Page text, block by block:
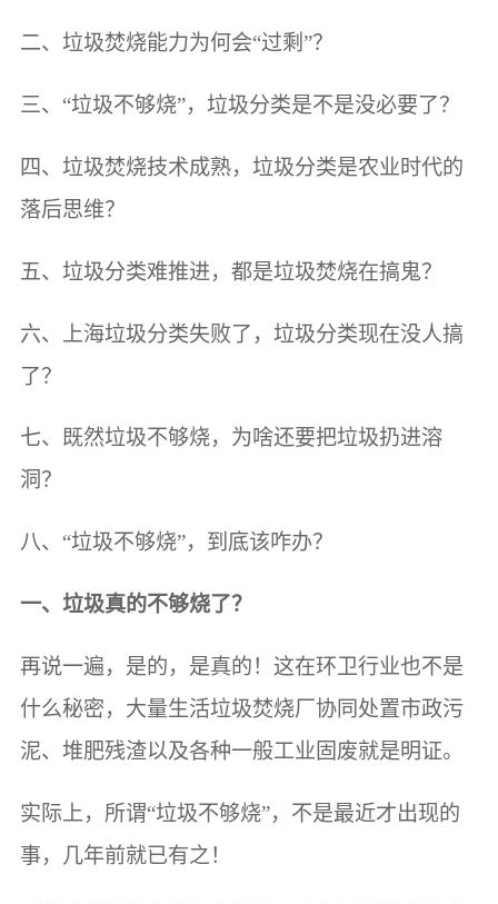
二、垃圾焚烧能力为何会“过剩”？
三、“垃圾不够烧”，垃圾分类是不是没必要了？
四、垃圾焚烧技术成熟，垃圾分类是农业时代的
落后思维？
五、垃圾分类难推进，都是垃圾焚烧在搞鬼？
六、上海垃圾分类失败了，垃圾分类现在没人搞
了？
七、既然垃圾不够烧，为啥还要把垃圾扔进溶
洞？
八、“垃圾不够烧”，到底该咋办？
一、垃圾真的不够烧了？
再说一遍，是的，是真的！这在环卫行业也不是
什么秘密，大量生活垃圾焚烧厂协同处置市政污
泥、堆肥残渣以及各种一般工业固废就是明证。
实际上，所谓“垃圾不够烧”，不是最近才出现的
事，几年前就已有之！